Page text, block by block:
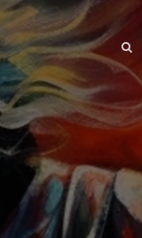
SEARCH